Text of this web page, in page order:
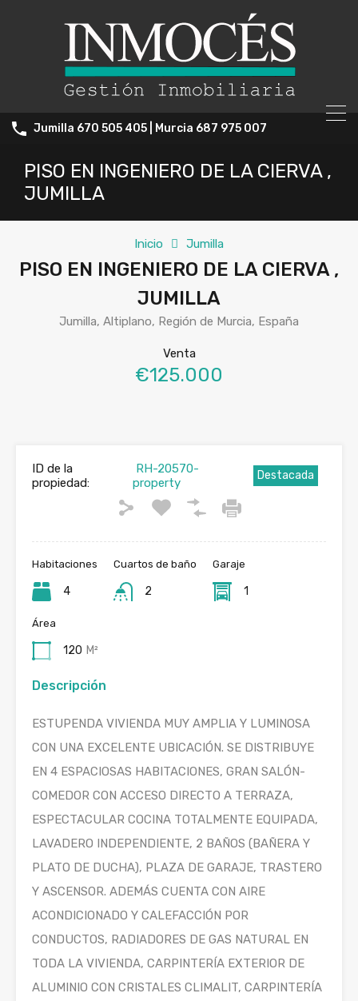
Jumilla 670 505 405 | Murcia 687 975 007
PISO EN INGENIERO DE LA CIERVA ,
JUMILLA
Inicio Jumilla
PISO EN INGENIERO DE LA CIERVA ,
JUMILLA
Jumilla, Altiplano, Región de Murcia, España
Venta
€125.000
ID de la
propiedad:
RH-20570-
property
Destacada
Habitaciones
4
Cuartos de baño
2
Garaje
1
Área
120 M²
Descripción
ESTUPENDA VIVIENDA MUY AMPLIA Y LUMINOSA
CON UNA EXCELENTE UBICACIÓN. SE DISTRIBUYE
EN 4 ESPACIOSAS HABITACIONES, GRAN SALÓN-
COMEDOR CON ACCESO DIRECTO A TERRAZA,
ESPECTACULAR COCINA TOTALMENTE EQUIPADA,
LAVADERO INDEPENDIENTE, 2 BAÑOS (BAÑERA Y
PLATO DE DUCHA), PLAZA DE GARAJE, TRASTERO
Y ASCENSOR. ADEMÁS CUENTA CON AIRE
ACONDICIONADO Y CALEFACCIÓN POR
CONDUCTOS, RADIADORES DE GAS NATURAL EN
TODA LA VIVIENDA, CARPINTERÍA EXTERIOR DE
ALUMINIO CON CRISTALES CLIMALIT, CARPINTERÍA